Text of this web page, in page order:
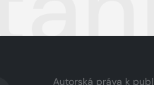
Autorská práva k